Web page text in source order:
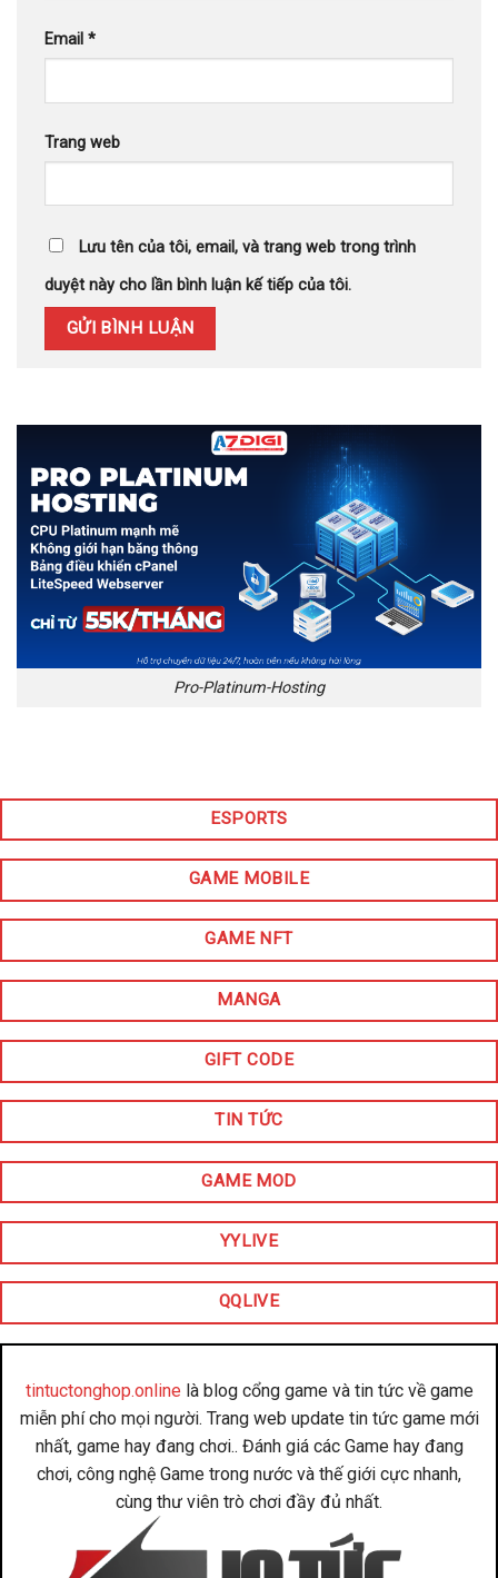
Email *
Trang web
Lưu tên của tôi, email, và trang web trong trình
duyệt này cho lần bình luận kế tiếp của tôi.
Pro-Platinum-Hosting
ESPORTS
GAME MOBILE
GAME NFT
MANGA
GIFT CODE
TIN TỨC
GAME MOD
YYLIVE
QQLIVE
tintuctonghop.online là blog cổng game và tin tức về game
miễn phí cho mọi người. Trang web update tin tức game mới
nhất, game hay đang chơi.. Đánh giá các Game hay đang
chơi, công nghệ Game trong nước và thế giới cực nhanh,
cùng thư viên trò chơi đầy đủ nhất.